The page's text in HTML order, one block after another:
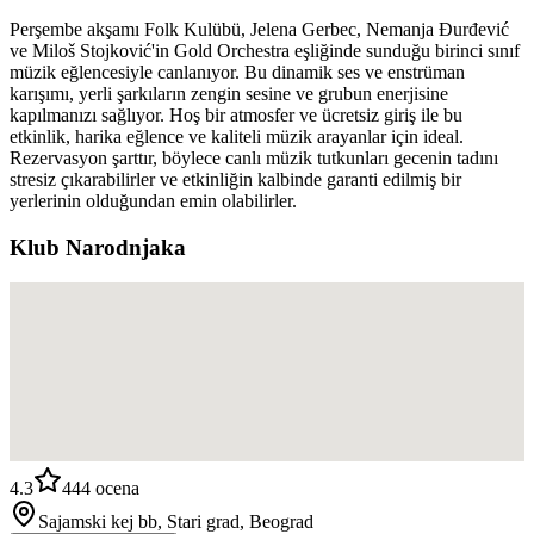
Perşembe akşamı Folk Kulübü, Jelena Gerbec, Nemanja Đurđević
ve Miloš Stojković'in Gold Orchestra eşliğinde sunduğu birinci sınıf
müzik eğlencesiyle canlanıyor. Bu dinamik ses ve enstrüman
karışımı, yerli şarkıların zengin sesine ve grubun enerjisine
kapılmanızı sağlıyor. Hoş bir atmosfer ve ücretsiz giriş ile bu
etkinlik, harika eğlence ve kaliteli müzik arayanlar için ideal.
Rezervasyon şarttır, böylece canlı müzik tutkunları gecenin tadını
stresiz çıkarabilirler ve etkinliğin kalbinde garanti edilmiş bir
yerlerinin olduğundan emin olabilirler.
Klub Narodnjaka
4.3 444 ocena
Sajamski kej bb, Stari grad, Beograd